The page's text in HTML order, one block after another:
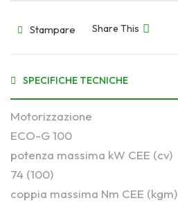
Stampare Share This
SPECIFICHE TECNICHE
Motorizzazione
ECO-G 100
potenza massima kW CEE (cv)
74 (100)
coppia massima Nm CEE (kgm)